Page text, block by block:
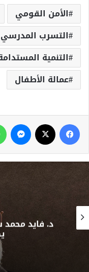
الأمن القومي
التسرب المدرسي
التنمية
عمالة الأطفال
مقالات الرأى
سعيد يكتب:
يصبح الأثر جمالًا